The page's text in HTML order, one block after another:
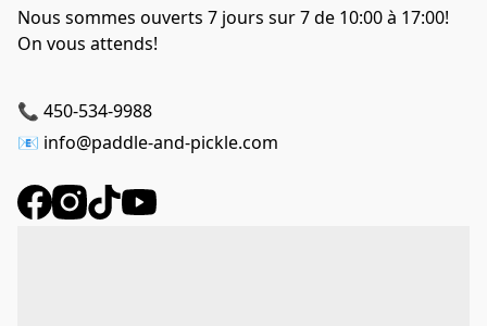
Nous sommes ouverts 7 jours sur 7 de 10:00 à 17:00!
On vous attends!
📞 450-534-9988
📧 info@paddle-and-pickle.com